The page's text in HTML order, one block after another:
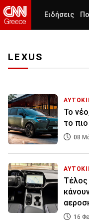
Ειδήσεις
LEXUS
Το
το
08
Τέλος
16